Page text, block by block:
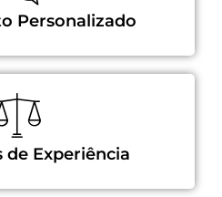
Personalizado
de Experiência